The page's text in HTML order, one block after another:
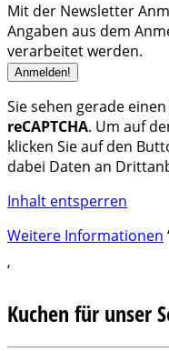
Mit der Newsletter
Angaben aus dem
verarbeitet werden.
Sie sehen gerade
reCAPTCHA. Um auf
klicken Sie auf den
dabei Daten an
Inhalt entsperren
Weitere Informationen ‘
‘
Kuchen für unser